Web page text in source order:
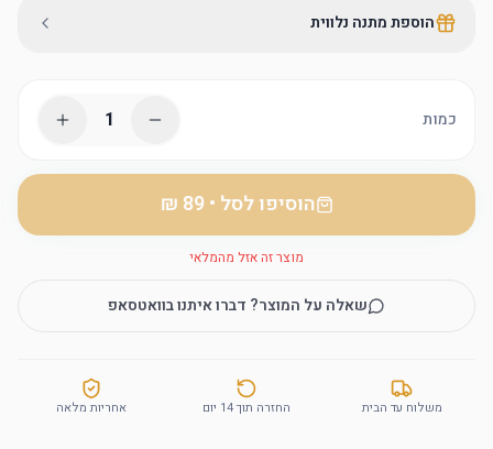
הוספת מתנה נלווית
כמות 1
הוסיפו לסל •
‏89 ₪
מוצר זה אזל מהמלאי
שאלה על המוצר? דברו איתנו בוואטסאפ
משלוח עד הבית החזרה תוך 14 יום אחריות מלאה